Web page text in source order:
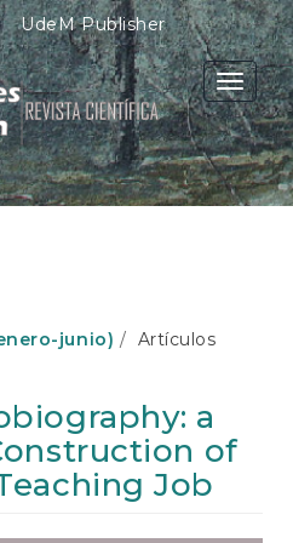
UdeM Publisher
Toggle
junio)
Artículos
a
of
Job